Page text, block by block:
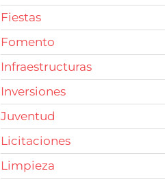
Fiestas
Fomento
Infraestructuras
Inversiones
Juventud
Licitaciones
Limpieza